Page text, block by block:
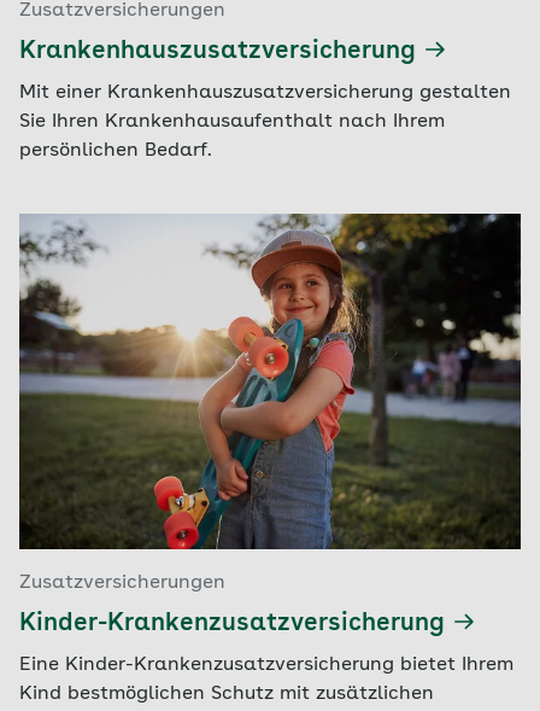
Zusatzversicherungen
Krankenhauszusatzversicherung
Mit einer Krankenhauszusatzversicherung gestalten
Sie Ihren Krankenhausaufenthalt nach Ihrem
persönlichen Bedarf.
Zusatzversicherungen
Kinder-Krankenzusatzversicherung
Eine Kinder-Krankenzusatzversicherung bietet Ihrem
Kind bestmöglichen Schutz mit zusätzlichen